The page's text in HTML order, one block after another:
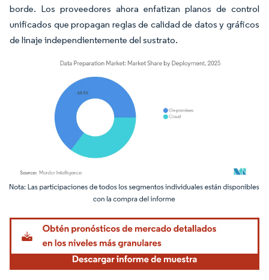
borde. Los proveedores ahora enfatizan planos de control
unificados que propagan reglas de calidad de datos y gráficos
de linaje independientemente del sustrato.
Imagen © Mordor Intelligence. El uso requiere atribución según CC BY 4.0.